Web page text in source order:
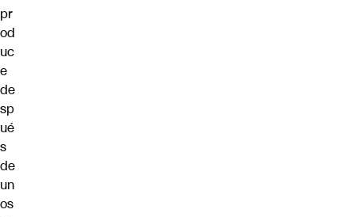
pr
od
uc
e
de
sp
ué
s
de
un
os